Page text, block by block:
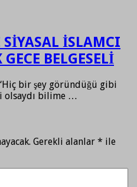
SİYASAL İSLAMCI
BELGESELİ
bir şey göründüğü gibi
olsaydı bilime …
Gerekli alanlar * ile